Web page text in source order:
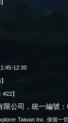
12:30
】
限公司，統一編號
Taiwan Inc. 保留一切